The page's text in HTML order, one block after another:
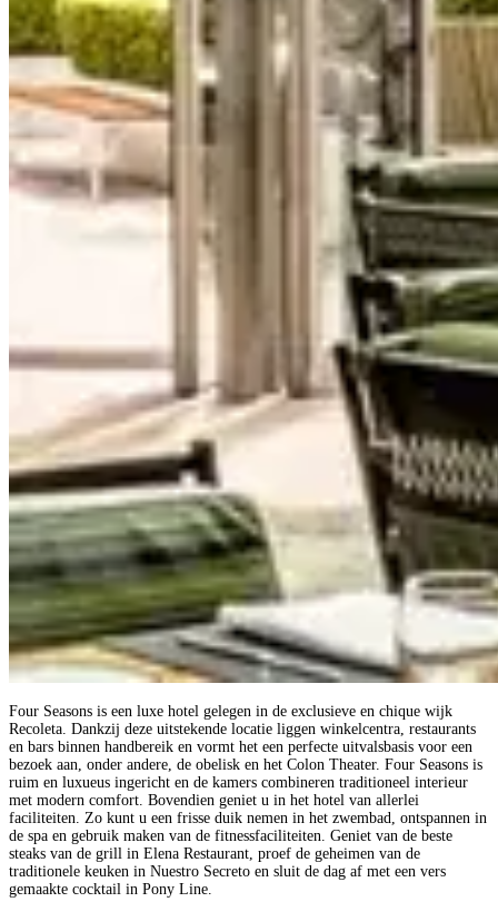
Four Seasons is een luxe hotel gelegen in de exclusieve en chique wijk
Recoleta. Dankzij deze uitstekende locatie liggen winkelcentra, restaurants
en bars binnen handbereik en vormt het een perfecte uitvalsbasis voor een
bezoek aan, onder andere, de obelisk en het Colon Theater. Four Seasons is
ruim en luxueus ingericht en de kamers combineren traditioneel interieur
met modern comfort. Bovendien geniet u in het hotel van allerlei
faciliteiten. Zo kunt u een frisse duik nemen in het zwembad, ontspannen in
de spa en gebruik maken van de fitnessfaciliteiten. Geniet van de beste
steaks van de grill in Elena Restaurant, proef de geheimen van de
traditionele keuken in Nuestro Secreto en sluit de dag af met een vers
gemaakte cocktail in Pony Line.